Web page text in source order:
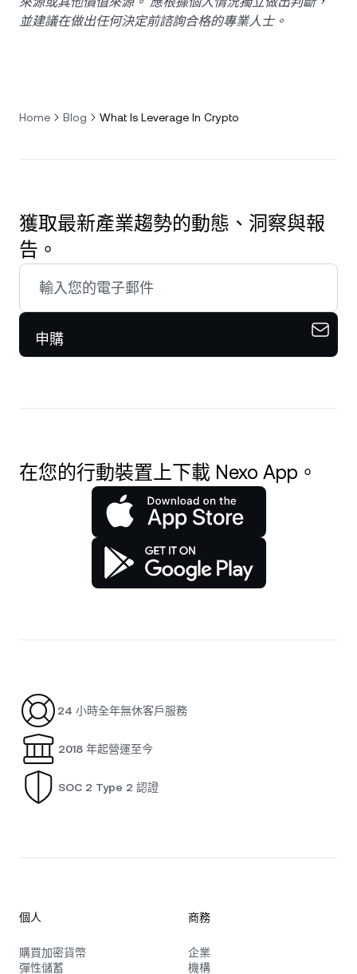
並建議在做出任何決定前諮詢合格的專業人士。
Home Blog What Is Leverage In Crypto
獲取最新產業趨勢的動態、洞察與報
告。
申購
在您的行動裝置上下載 Nexo App。
24 小時全年無休客戶服務
2018 年起營運至今
SOC 2 Type 2 認證
個人
購買加密貨幣
彈性儲蓄
商務
企業
機構